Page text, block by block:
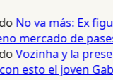
No va más: Ex
mercado de
Vozinha y la
esto el joven